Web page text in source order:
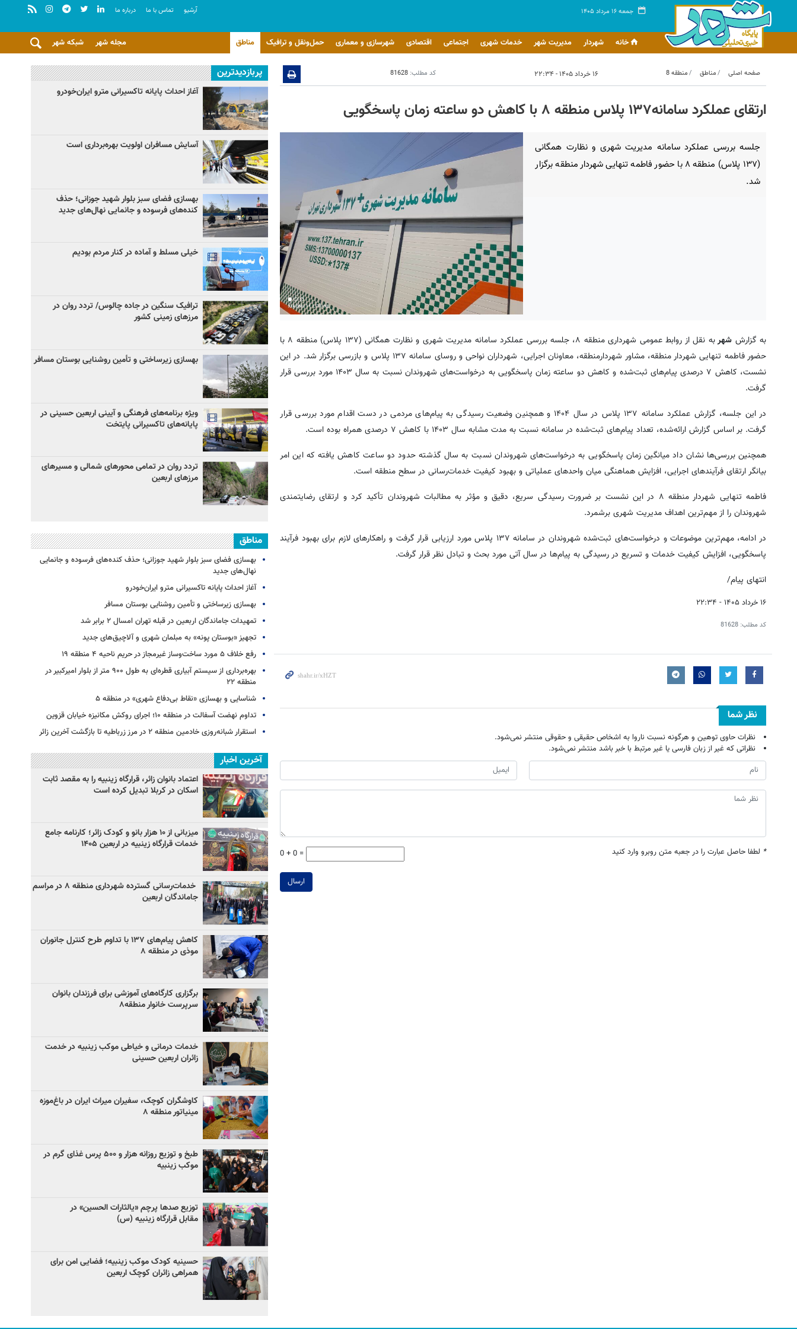
جمعه ۱۶ مرداد ۱۴۰۵ آرشيو تماس با ما درباره ما
خانه شهردار مدیریت شهر خدمات شهری اجتماعی اقتصادی شهرسازی و معماری حمل‌ونقل و ترافیک مناطق شبکه شهر مجله شهر
صفحه اصلی مناطق منطقه 8 ۱۶ خرداد ۱۴۰۵ - ۲۲:۳۴ کد مطلب: 81628
ارتقای عملکرد سامانه۱۳۷ پلاس منطقه ۸ با کاهش دو ساعته زمان پاسخگویی
جلسه بررسی عملکرد سامانه مدیریت شهری و نظارت همگانی
(۱۳۷ پلاس) منطقه ۸ با حضور فاطمه تنهایی شهردار منطقه برگزار
شد.
به گزارش شهر
به نقل از روابط عمومی شهرداری منطقه ۸، جلسه بررسی عملکرد سامانه مدیریت شهری و نظارت همگانی (۱۳۷ پلاس) منطقه ۸ با
حضور فاطمه تنهایی شهردار منطقه، مشاور شهردارمنطقه، معاونان اجرایی، شهرداران نواحی و روسای سامانه ۱۳۷ پلاس و بازرسی برگزار شد. در این
نشست، کاهش ۷ درصدی پیام‌های ثبت‌شده و کاهش دو ساعته زمان پاسخگویی به درخواست‌های شهروندان نسبت به سال ۱۴۰۳ مورد بررسی قرار
گرفت.
در این جلسه، گزارش عملکرد سامانه ۱۳۷ پلاس در سال ۱۴۰۴ و همچنین وضعیت رسیدگی به پیام‌های مردمی در دست اقدام مورد بررسی قرار
گرفت. بر اساس گزارش ارائه‌شده، تعداد پیام‌های ثبت‌شده در سامانه نسبت به مدت مشابه سال ۱۴۰۳ با کاهش ۷ درصدی همراه بوده است.
همچنین بررسی‌ها نشان داد میانگین زمان پاسخگویی به درخواست‌های شهروندان نسبت به سال گذشته حدود دو ساعت کاهش یافته که این امر
بیانگر ارتقای فرآیندهای اجرایی، افزایش هماهنگی میان واحدهای عملیاتی و بهبود کیفیت خدمات‌رسانی در سطح منطقه است.
فاطمه تنهایی شهردار منطقه ۸ در این نشست بر ضرورت رسیدگی سریع، دقیق و مؤثر به مطالبات شهروندان تأکید کرد و ارتقای رضایتمندی
شهروندان را از مهم‌ترین اهداف مدیریت شهری برشمرد.
در ادامه، مهم‌ترین موضوعات و درخواست‌های ثبت‌شده شهروندان در سامانه ۱۳۷ پلاس مورد ارزیابی قرار گرفت و راهکارهای لازم برای بهبود فرآیند
پاسخگویی، افزایش کیفیت خدمات و تسریع در رسیدگی به پیام‌ها در سال آتی مورد بحث و تبادل نظر قرار گرفت.
انتهای پیام/
۱۶ خرداد ۱۴۰۵ - ۲۲:۳۴
کد مطلب: 81628
نظر شما
نظرات حاوی توهین و هرگونه نسبت ناروا به اشخاص حقیقی و حقوقی منتشر نمی‌شود.
نظراتی که غیر از زبان فارسی یا غیر مرتبط با خبر باشد منتشر نمی‌شود.
* لطفا حاصل عبارت را در جعبه متن روبرو وارد کنید 0 + 0 =
ارسال
پربازدیدترین
آغاز احداث پایانه تاکسیرانی مترو ایران‌خودرو
آسایش مسافران اولویت بهره‌برداری است
بهسازی فضای سبز بلوار شهید جوزانی؛ حذف
کنده‌های فرسوده و جانمایی نهال‌های جدید
خیلی مسلط و آماده در کنار مردم بودیم
ترافیک سنگین در جاده چالوس/ تردد روان در
مرزهای زمینی کشور
بهسازی زیرساختی و تأمین روشنایی بوستان مسافر
ویژه برنامه‌های فرهنگی و آیینی اربعین حسینی در
پایانه‌های تاکسیرانی پایتخت
تردد روان در تمامی محورهای شمالی و مسیرهای
مرزهای اربعین
مناطق
بهسازی فضای سبز بلوار شهید جوزانی؛ حذف کنده‌های فرسوده و جانمایی
نهال‌های جدید
آغاز احداث پایانه تاکسیرانی مترو ایران‌خودرو
بهسازی زیرساختی و تأمین روشنایی بوستان مسافر
تمهیدات جاماندگان اربعین در قبله تهران امسال ۲ برابر شد
تجهیز «بوستان پونه» به مبلمان شهری و آلاچیق‌های جدید
رفع خلاف ۵ مورد ساخت‌وساز غیرمجاز در حریم ناحیه ۴ منطقه ۱۹
بهره‌برداری از سیستم آبیاری قطره‌ای به طول ۹۰۰ متر از بلوار امیرکبیر در
منطقه ۲۲
شناسایی و بهسازی «نقاط بی‌دفاع شهری» در منطقه ۵
تداوم نهضت آسفالت در منطقه ۱۰؛ اجرای روکش مکانیزه خیابان قزوین
استقرار شبانه‌روزی خادمین منطقه ۲ در مرز زرباطیه تا بازگشت آخرین زائر
آخرین اخبار
اعتماد بانوان زائر، قرارگاه زینبیه را به مقصد ثابت
اسکان در کربلا تبدیل کرده است
میزبانی از ۱۰ هزار بانو و کودک زائر؛ کارنامه جامع
خدمات قرارگاه زینبیه در اربعین ۱۴۰۵
خدمات‌رسانی گسترده شهرداری منطقه ۸ در مراسم
جاماندگان اربعین
کاهش پیام‌های ۱۳۷ با تداوم طرح کنترل جانوران
موذی در منطقه ۸
برگزاری کارگاه‌های آموزشی برای فرزندان بانوان
سرپرست خانوار منطقه۸
خدمات درمانی و خیاطی موکب زینبیه در خدمت
زائران اربعین حسینی
کاوشگران کوچک، سفیران میراث ایران در باغ‌موزه
مینیاتور منطقه ۸
طبخ و توزیع روزانه هزار و ۵۰۰ پرس غذای گرم در
موکب زینبیه
توزیع صدها پرچم «یالثارات الحسین» در
مقابل قرارگاه زینبیه (س)
حسینیه کودک موکب زینبیه؛ فضایی امن برای
همراهی زائران کوچک اربعین